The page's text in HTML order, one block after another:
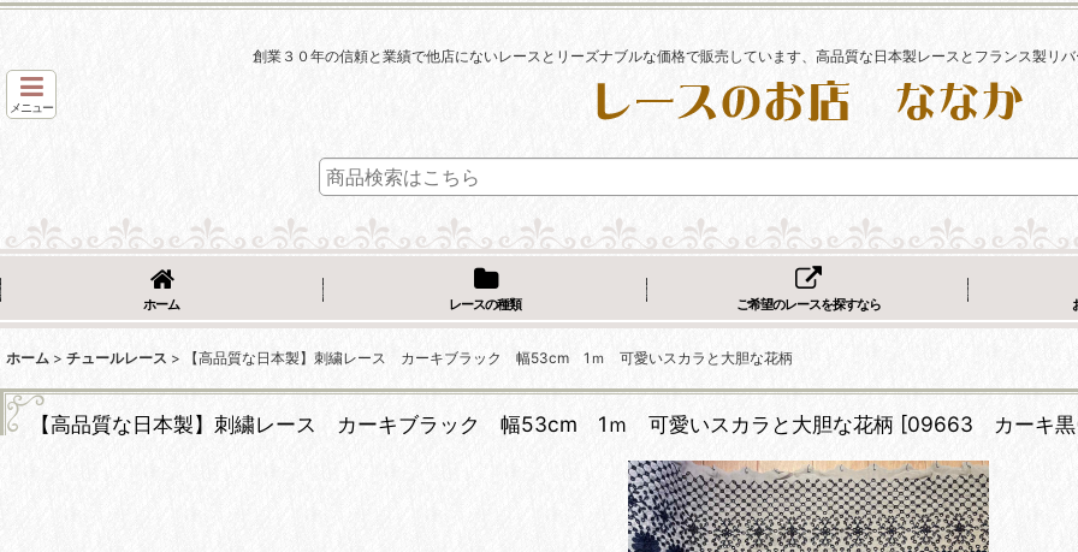
創業３０年の信頼と業績で他店にないレースとリーズナブルな価格で販売しています、高品質な日本製レースとフランス製リ
メニュー
ホーム レースの種類 ご希望のレースを探すなら
ホーム > チュールレース > 【高品質な日本製】刺繍レース カーキブラック 幅53cm 1ｍ 可愛いスカラと大胆な花柄
【高品質な日本製】刺繍レース カーキブラック 幅53cm 1ｍ 可愛いスカラと大胆な花柄 [09663 カーキ黒